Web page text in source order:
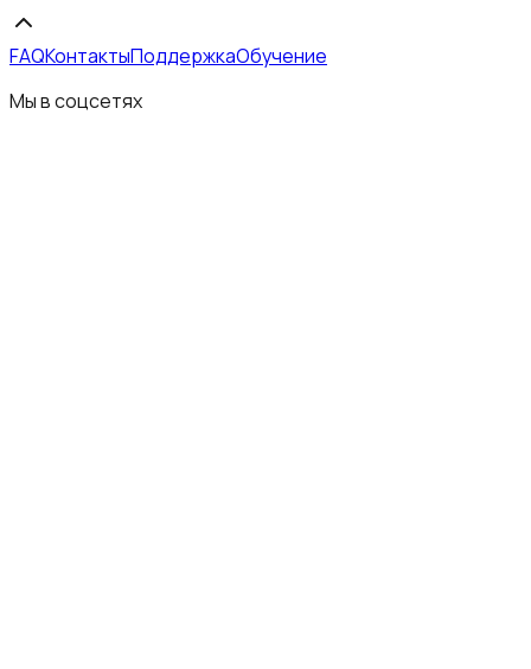
FAQКонтактыПоддержкаОбучение
Мы в соцсетях